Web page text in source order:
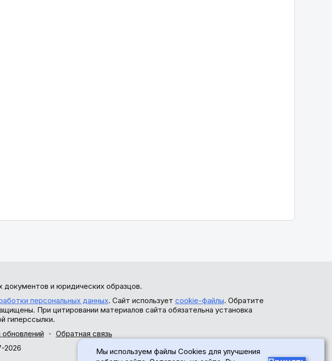
и юридических образцов.
персональных данных. Сайт использует cookie-файлы. Обратите
При цитировании материалов сайта обязательна установка
гиперссылки.
Обратная связь
2026
Мы используем файлы Cookies для улучшения